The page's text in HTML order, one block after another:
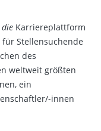
die Karriereplattform
Stellensuchende
des
weltweit größten
ein
innen